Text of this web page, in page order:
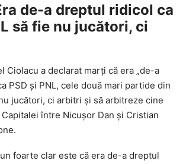
de-a dreptul ridicol ca
să fie nu jucători, ci
Ciolacu a declarat marţi că era „de-a
PSD şi PNL, cele două mari partide din
jucători, ci arbitri şi să arbitreze cine
între Nicuşor Dan şi Cristian
foarte clar este că era de-a dreptul